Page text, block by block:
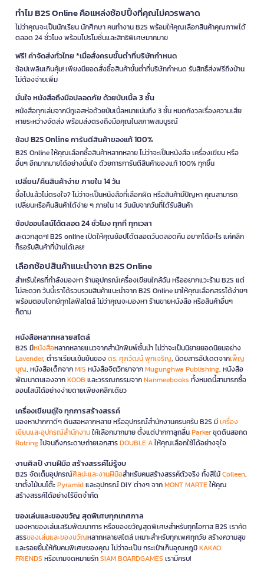
ทำไม B2S Online คือแหล่งช้อปปิ้งที่คุณไม่ควรพลาด
ไม่ว่าคุณจะเป็นนักเรียน นักศึกษา คนทำงาน B2S พร้อมให้คุณเลือกสินค้าคุณภาพได้
ตลอด 24 ชั่วโมง พร้อมโปรโมชั่นและสิทธิพิเศษมากมาย
ฟรี! ค่าจัดส่งทั่วไทย *เมื่อสั่งครบขั้นต่ำที่บริษัทกำหนด
ช้อปเพลินเกินคุ้ม! เพียงมียอดสั่งซื้อสินค้าขั้นต่ำที่บริษัทกำหนด รับสิทธิ์ส่งฟรีถึงบ้าน
ไม่ต้องจ่ายเพิ่ม
มั่นใจ หนังสือถึงมือปลอดภัย ด้วยบับเบิ้ล 3 ชั้น
หนังสือทุกเล่มจากบีทูเอสห่อด้วยบับเบิ้ลหนาแน่นถึง 3 ชั้น หมดกังวลเรื่องความเสีย
หายระหว่างจัดส่ง พร้อมส่งตรงถึงมือคุณในสภาพสมบูรณ์
ช้อป B2S Online การันตีสินค้าของแท้ 100%
B2S Online ให้คุณเลือกซื้อสินค้าหลากหลาย ไม่ว่าจะเป็นหนังสือ เครื่องเขียน หรือ
อื่นๆ อีกมากมายได้อย่างมั่นใจ ด้วยการการันตีสินค้าของแท้ 100% ทุกชิ้น
เปลี่ยน/คืนสินค้าง่าย ภายใน 14 วัน
ซื้อไปแล้วไม่ตรงใจ? ไม่ว่าจะเป็นหนังสือที่เลือกผิด หรือสินค้ามีปัญหา คุณสามารถ
เปลี่ยนหรือคืนสินค้าได้ง่าย ๆ ภายใน 14 วันนับจากวันที่ได้รับสินค้า
ช้อปออนไลน์ได้ตลอด 24 ชั่วโมง ทุกที่ ทุกเวลา
สะดวกสุดๆ! B2S online เปิดให้คุณช้อปได้ตลอดวันตลอดคืน อยากได้อะไร แค่คลิก
ก็รอรับสินค้าที่บ้านได้เลย!
เลือกช้อปสินค้าแนะนำจาก B2S Online
สำหรับใครที่กำลังมองหา ร้านอุปกรณ์เครื่องเขียนใกล้ฉัน หรืออยากแวะร้าน B2S แต่
ไม่สะดวก วันนี้เราได้รวบรวมสินค้าแนะนำจาก B2S Online มาให้คุณเลือกสรรได้ง่ายๆ
พร้อมตอบโจทย์ทุกไลฟ์สไตล์ ไม่ว่าคุณจะมองหา ร้านขายหนังสือ หรือสินค้าอื่นๆ
ก็ตาม
หนังสือหลากหลายสไตล์
B2S มีหนังสือหลากหลายแนวจากสำนักพิมพ์ชั้นนำ ไม่ว่าจะเป็นนิยายยอดนิยมอย่าง
Lavender, ตำราเรียนเข้มข้นของดร. ศุภวัฒน์ พุกเจริญ, นิตยสารอัปเดตจากเพ็ญ
บุญ, หนังสือเด็กจากMIS หนังสือจิตวิทยาจากMugunghwa Publishing, หนังสือ
พัฒนาตนเองจากKOOB และวรรณกรรมจากNanmeebooks ทั้งหมดนี้สามารถซื้อ
ออนไลน์ได้อย่างง่ายดายเพียงคลิกเดียว
เครื่องเขียนคู่ใจ ทุกการสร้างสรรค์
มองหาปากกาดีๆ ดินสอหลากหลาย หรืออุปกรณ์สำนักงานครบครัน B2S มีเครื่อง
เขียนและอุปกรณ์สำนักงานให้เลือกมากมาย ตั้งแต่ปากกาลูกลื่นParkerชุดดินสอกด
Rotringไปจนถึงกระดาษถ่ายเอกสารDOUBLE Aให้คุณเลือกใช้ได้อย่างจุใจ
งานศิลป์ งานฝีมือ สร้างสรรค์ไม่รู้จบ
B2S จัดเต็มอุปกรณ์ศิลปะและงานฝีมือสำหรับคนสร้างสรรค์ตัวจริง ทั้งสีไม้Colleen,
ขาตั้งไม้บนโต๊ะPyramidและอุปกรณ์ DIY ต่างๆ จากMONT MARTEให้คุณ
สร้างสรรค์ได้อย่างไร้ขีดจำกัด
ของเล่นและของขวัญ สุดพิเศษทุกเทศกาล
มองหาของเล่นเสริมพัฒนาการ หรือของขวัญสุดพิเศษสำหรับทุกโอกาส B2S เราคัด
สรรของเล่นและของขวัญหลากหลายสไตล์ เหมาะสำหรับทุกเพศทุกวัย สร้างความสุข
และรอยยิ้มให้กับคนพิเศษของคุณ ไม่ว่าจะเป็น กระเป๋าเก็บอุณหภูมิKAKAO
FRIENDS หรือเกมจดหมายรักSIAM BOARDGAMES เรามีครบ!